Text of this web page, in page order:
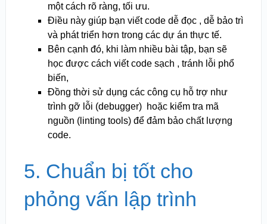
một cách rõ ràng, tối ưu.
Điều này giúp bạn viết code dễ đọc , dễ bảo trì
và phát triển hơn trong các dự án thực tế.
Bên cạnh đó, khi làm nhiều bài tập, bạn sẽ
học được cách viết code sạch , tránh lỗi phổ
biến,
Đồng thời sử dụng các công cụ hỗ trợ như
trình gỡ lỗi (debugger) ️ hoặc kiểm tra mã
nguồn (linting tools) để đảm bảo chất lượng
code.
5. Chuẩn bị tốt cho
phỏng vấn lập trình